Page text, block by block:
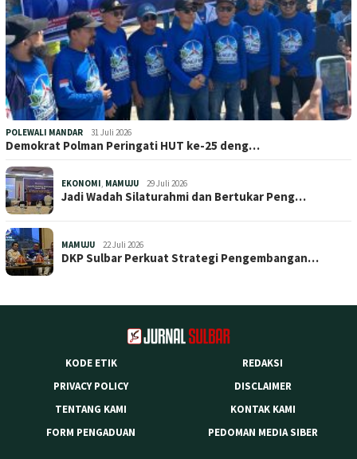
POLEWALI MANDAR 31 Juli 2026
Demokrat Polman Peringati HUT ke-25 deng…
EKONOMI, MAMUJU 29 Juli 2026
Jadi Wadah Silaturahmi dan Bertukar Peng…
MAMUJU 22 Juli 2026
DKP Sulbar Perkuat Strategi Pengembangan…
KODE ETIK
REDAKSI
PRIVACY POLICY
DISCLAIMER
TENTANG KAMI
KONTAK KAMI
FORM PENGADUAN
PEDOMAN MEDIA SIBER